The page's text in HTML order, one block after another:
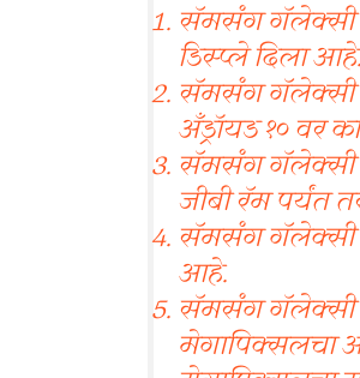
सॅमसंग गॅलेक्सी
डिस्प्ले दिला
सॅमसंग गॅलेक्सी
अँड्रॉयड १० वर
सॅमसंग गॅलेक्सी
जीबी रॅम पर्यंत
सॅमसंग गॅलेक्सी
आहे.
सॅमसंग गॅलेक्सी
मेगापिक्सलचा